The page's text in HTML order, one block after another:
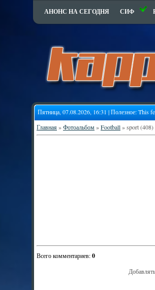
АНОНС НА СЕГОДНЯ СИФ
Пятница, 07.08.2026, 16:31 | Полезное:This
Главная»Фотоальбом»Football» sport (408)
Всего комментариев:0